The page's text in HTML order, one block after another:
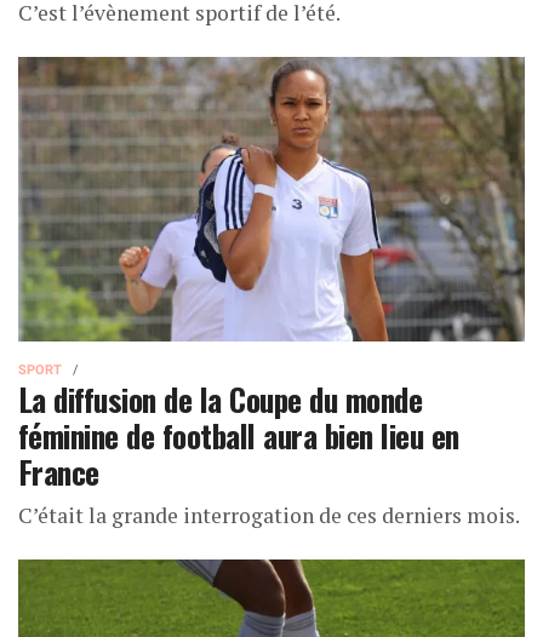
C’est l’évènement sportif de l’été.
SPORT
La diffusion de la Coupe du monde
féminine de football aura bien lieu en
France
C’était la grande interrogation de ces derniers mois.